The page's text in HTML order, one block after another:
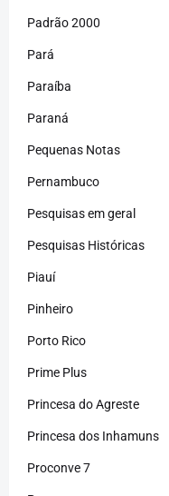
Padrão 2000
Pará
Paraíba
Paraná
Pequenas Notas
Pernambuco
Pesquisas em geral
Pesquisas Históricas
Piauí
Pinheiro
Porto Rico
Prime Plus
Princesa do Agreste
Princesa dos Inhamuns
Proconve 7